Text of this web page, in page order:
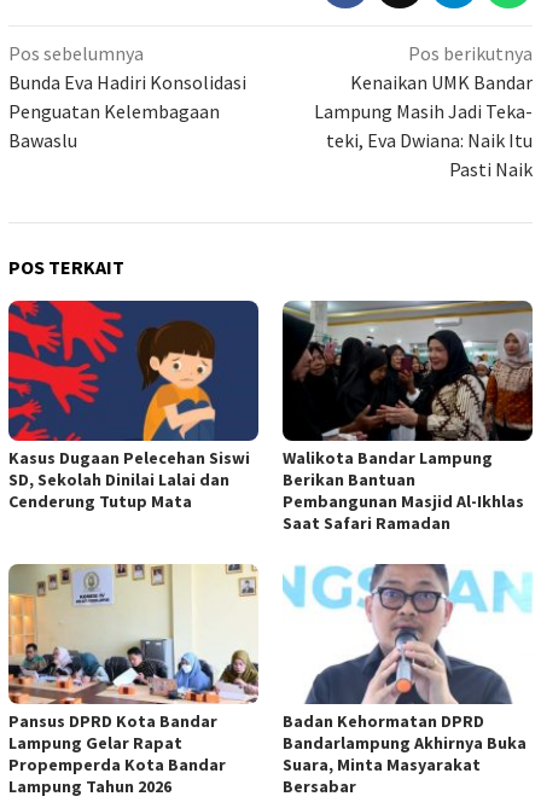
Navigasi
pos
Pos sebelumnya
Bunda Eva Hadiri Konsolidasi
Penguatan Kelembagaan
Bawaslu
Pos berikutnya
Kenaikan UMK Bandar
Lampung Masih Jadi Teka-
teki, Eva Dwiana: Naik Itu
Pasti Naik
POS TERKAIT
Kasus Dugaan Pelecehan Siswi
SD, Sekolah Dinilai Lalai dan
Cenderung Tutup Mata
Walikota Bandar Lampung
Berikan Bantuan
Pembangunan Masjid Al-Ikhlas
Saat Safari Ramadan
Pansus DPRD Kota Bandar
Lampung Gelar Rapat
Propemperda Kota Bandar
Lampung Tahun 2026
Badan Kehormatan DPRD
Bandarlampung Akhirnya Buka
Suara, Minta Masyarakat
Bersabar